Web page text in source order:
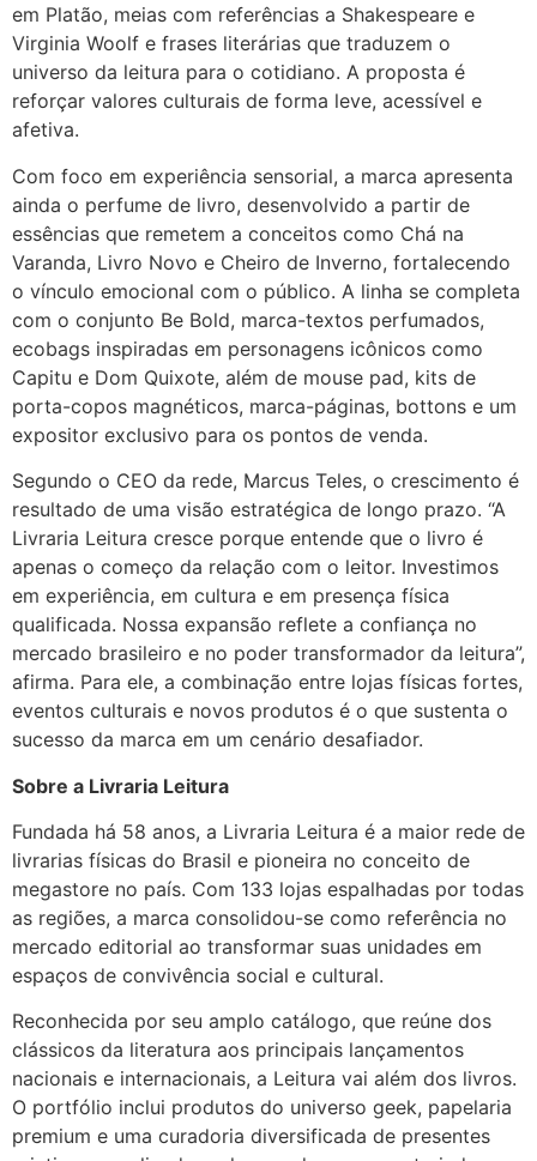
em Platão, meias com referências a Shakespeare e
Virginia Woolf e frases literárias que traduzem o
universo da leitura para o cotidiano. A proposta é
reforçar valores culturais de forma leve, acessível e
afetiva.
Com foco em experiência sensorial, a marca apresenta
ainda o perfume de livro, desenvolvido a partir de
essências que remetem a conceitos como Chá na
Varanda, Livro Novo e Cheiro de Inverno, fortalecendo
o vínculo emocional com o público. A linha se completa
com o conjunto Be Bold, marca-textos perfumados,
ecobags inspiradas em personagens icônicos como
Capitu e Dom Quixote, além de mouse pad, kits de
porta-copos magnéticos, marca-páginas, bottons e um
expositor exclusivo para os pontos de venda.
Segundo o CEO da rede, Marcus Teles, o crescimento é
resultado de uma visão estratégica de longo prazo. “A
Livraria Leitura cresce porque entende que o livro é
apenas o começo da relação com o leitor. Investimos
em experiência, em cultura e em presença física
qualificada. Nossa expansão reflete a confiança no
mercado brasileiro e no poder transformador da leitura”,
afirma. Para ele, a combinação entre lojas físicas fortes,
eventos culturais e novos produtos é o que sustenta o
sucesso da marca em um cenário desafiador.
Sobre a Livraria Leitura
Fundada há 58 anos, a Livraria Leitura é a maior rede de
livrarias físicas do Brasil e pioneira no conceito de
megastore no país. Com 133 lojas espalhadas por todas
as regiões, a marca consolidou-se como referência no
mercado editorial ao transformar suas unidades em
espaços de convivência social e cultural.
Reconhecida por seu amplo catálogo, que reúne dos
clássicos da literatura aos principais lançamentos
nacionais e internacionais, a Leitura vai além dos livros.
O portfólio inclui produtos do universo geek, papelaria
premium e uma curadoria diversificada de presentes